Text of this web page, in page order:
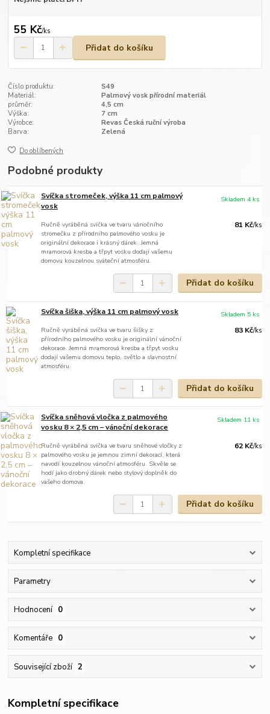
55 Kč/ks
Přidat do košíku
Číslo produktu:
S49
Materiál:
Palmový vosk přírodní materiál
průměr:
4,5 cm
Výška:
7 cm
Výrobce:
Revas Česká ruční výroba
Barva:
Zelená
Do oblíbených
Podobné produkty
Svíčka stromeček, výška 11 cm palmový
vosk
Ručně vyráběná svíčka ve tvaru vánočního
stromečku z přírodního palmového vosku je
originální dekorace i krásný dárek. Jemná
mramorová kresba a třpyt vosku dodají vašemu
domovu kouzelnou sváteční atmosféru.
81 Kč/ks
Skladem 4 ks
Přidat do košíku
Svíčka šiška, výška 11 cm palmový vosk
Ručně vyráběná svíčka ve tvaru šišky z
přírodního palmového vosku je originální vánoční
dekorace. Jemná mramorová kresba a třpyt vosku
dodají vašemu domovu teplo, světlo a slavnostní
atmosféru.
83 Kč/ks
Skladem 5 ks
Přidat do košíku
Svíčka sněhová vločka z palmového
vosku 8 × 2,5 cm – vánoční dekorace
Ručně vyráběná svíčka ve tvaru sněhové vločky z
palmového vosku je jemnou zimní dekorací, která
navodí kouzelnou vánoční atmosféru. Skvěle se
hodí jako drobný dárek nebo stylový doplněk do
vašeho domova.
62 Kč/ks
Skladem 11 ks
Přidat do košíku
Kompletní specifikace
Parametry
Hodnocení 0
Komentáře 0
Související zboží 2
Kompletní specifikace